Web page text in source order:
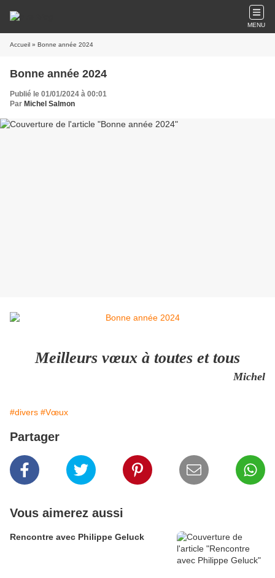
MENU
Accueil » Bonne année 2024
Bonne année 2024
Publié le 01/01/2024 à 00:01
Par Michel Salmon
Meilleurs vœux à toutes et tous
Michel
#divers #Vœux
Partager
Vous aimerez aussi
Rencontre avec Philippe Geluck